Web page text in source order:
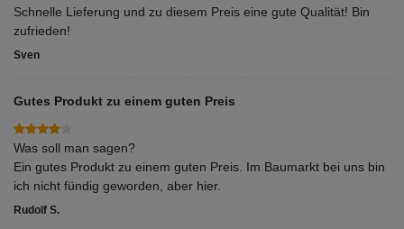
Schnelle Lieferung und zu diesem Preis eine gute Qualität! Bin
zufrieden!
Sven
Gutes Produkt zu einem guten Preis
Was soll man sagen?
Ein gutes Produkt zu einem guten Preis. Im Baumarkt bei uns bin
ich nicht fündig geworden, aber hier.
Rudolf S.